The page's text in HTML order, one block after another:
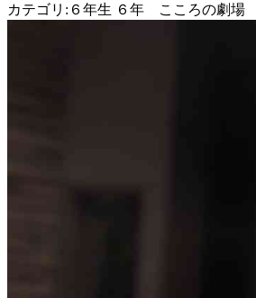
カテゴリ:６年生 ６年 こころの劇場